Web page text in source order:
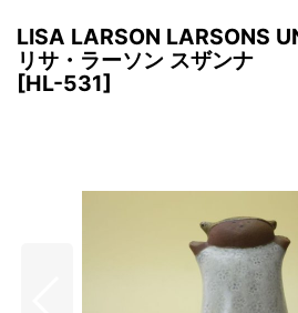
LISA LARSON LARSONS
リサ・ラーソン スザンナ
[HL-531]